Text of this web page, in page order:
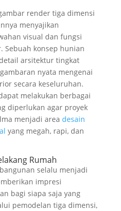
render tiga dimensi
menyajikan
visual dan fungsi
konsep hunian
arsitektur tingkat
nyata mengenai
secara keseluruhan.
melakukan berbagai
diperlukan agar proyek
menjadi area desain
yang megah, rapi, dan
Rumah
selalu menjadi
impresi
bagi siapa saja yang
pemodelan tiga dimensi,